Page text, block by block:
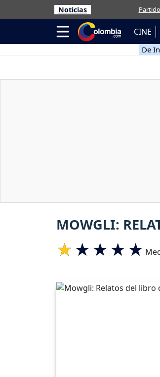
Noticias
CINE
De
MOWGLI: